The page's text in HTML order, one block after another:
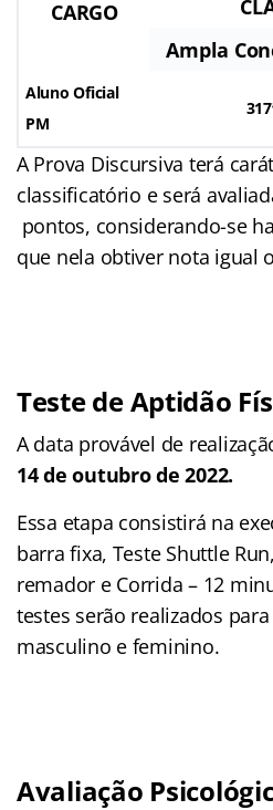
CARGO
Ampla
Aluno Oficial
PM
A Prova Discursiva terá
classificatório e será
pontos, considerando-se
que nela obtiver nota igual
Teste de Aptidão
A data provável de
14 de outubro de 2022.
Essa etapa consistirá na
barra fixa, Teste Shuttle
remador e Corrida – 12
testes serão realizados
masculino e feminino.
Avaliação